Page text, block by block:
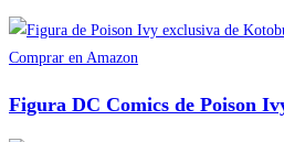
Comprar en Amazon
Figura DC Comics de Poison